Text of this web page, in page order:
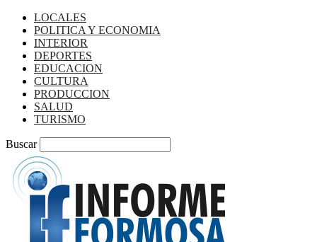
LOCALES
POLITICA Y ECONOMIA
INTERIOR
DEPORTES
EDUCACION
CULTURA
PRODUCCION
SALUD
TURISMO
Buscar